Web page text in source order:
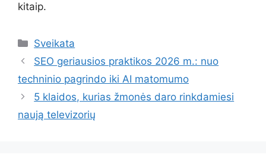
kitaip.
Kategorijos
Sveikata
SEO geriausios praktikos 2026 m.: nuo
techninio pagrindo iki AI matomumo
5 klaidos, kurias žmonės daro rinkdamiesi
naują televizorių